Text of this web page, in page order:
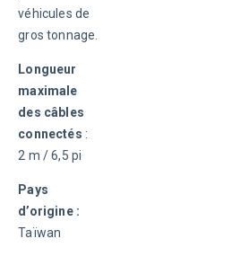
véhicules de
gros tonnage.
Longueur
maximale
des câbles
connectés :
2 m / 6,5 pi
Pays
d’origine :
Taïwan